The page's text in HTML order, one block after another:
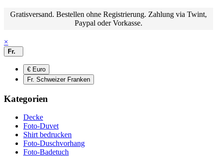
Gratisversand. Bestellen ohne Registrierung. Zahlung via Twint,
Paypal oder Vorkasse.
×
Fr.
€ Euro
Fr. Schweizer Franken
Kategorien
Decke
Foto-Duvet
Shirt bedrucken
Foto-Duschvorhang
Foto-Badetuch